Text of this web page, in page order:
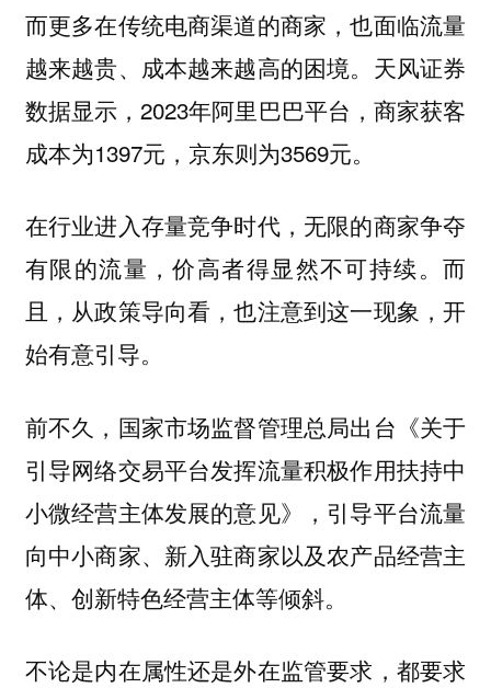
而更多在传统电商渠道的商家，也面临流量
越来越贵、成本越来越高的困境。天风证券
数据显示，2023年阿里巴巴平台，商家获客
成本为1397元，京东则为3569元。
在行业进入存量竞争时代，无限的商家争夺
有限的流量，价高者得显然不可持续。而
且，从政策导向看，也注意到这一现象，开
始有意引导。
前不久，国家市场监督管理总局出台《关于
引导网络交易平台发挥流量积极作用扶持中
小微经营主体发展的意见》，引导平台流量
向中小商家、新入驻商家以及农产品经营主
体、创新特色经营主体等倾斜。
不论是内在属性还是外在监管要求，都要求